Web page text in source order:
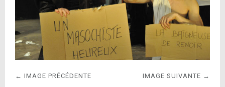
← IMAGE PRÉCÉDENTE IMAGE SUIVANTE →